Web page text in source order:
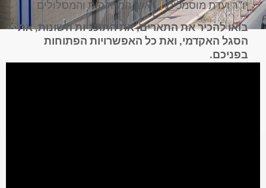
יו"ר ועדת מוסמכים|ראשי המחלקות והמסלולים
בואו להכיר את התארים, את התוכניות השונות, את
הסגל האקדמי, ואת כל האפשרויות הפתוחות
בפניכם.